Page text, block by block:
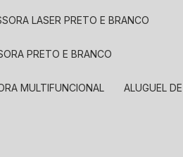
LASER PRETO E BRANCO
PRETO E BRANCO
MULTIFUNCIONAL ALUGUEL